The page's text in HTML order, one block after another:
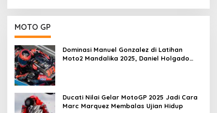
MOTO GP
Dominasi Manuel Gonzalez di Latihan
Moto2 Mandalika 2025, Daniel Holgado
Ducati Nilai Gelar MotoGP 2025 Jadi Cara
Marc Marquez Membalas Ujian Hidup